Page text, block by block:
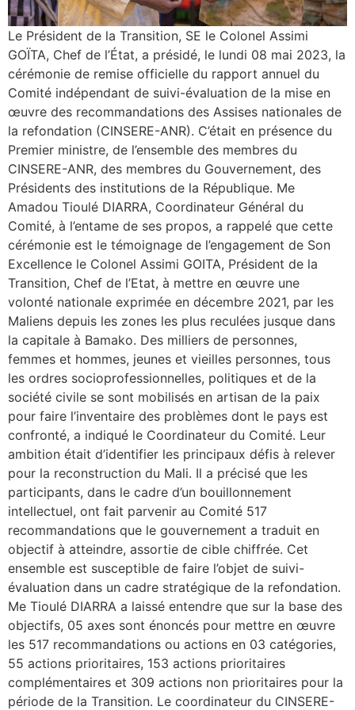
Le Président de la Transition, SE le Colonel Assimi
GOÏTA, Chef de l’État, a présidé, le lundi 08 mai 2023, la
cérémonie de remise officielle du rapport annuel du
Comité indépendant de suivi-évaluation de la mise en
œuvre des recommandations des Assises nationales de
la refondation (CINSERE-ANR). C’était en présence du
Premier ministre, de l’ensemble des membres du
CINSERE-ANR, des membres du Gouvernement, des
Présidents des institutions de la République. Me
Amadou Tioulé DIARRA, Coordinateur Général du
Comité, à l’entame de ses propos, a rappelé que cette
cérémonie est le témoignage de l’engagement de Son
Excellence le Colonel Assimi GOITA, Président de la
Transition, Chef de l’Etat, à mettre en œuvre une
volonté nationale exprimée en décembre 2021, par les
Maliens depuis les zones les plus reculées jusque dans
la capitale à Bamako. Des milliers de personnes,
femmes et hommes, jeunes et vieilles personnes, tous
les ordres socioprofessionnelles, politiques et de la
société civile se sont mobilisés en artisan de la paix
pour faire l’inventaire des problèmes dont le pays est
confronté, a indiqué le Coordinateur du Comité. Leur
ambition était d’identifier les principaux défis à relever
pour la reconstruction du Mali. Il a précisé que les
participants, dans le cadre d’un bouillonnement
intellectuel, ont fait parvenir au Comité 517
recommandations que le gouvernement a traduit en
objectif à atteindre, assortie de cible chiffrée. Cet
ensemble est susceptible de faire l’objet de suivi-
évaluation dans un cadre stratégique de la refondation.
Me Tioulé DIARRA a laissé entendre que sur la base des
objectifs, 05 axes sont énoncés pour mettre en œuvre
les 517 recommandations ou actions en 03 catégories,
55 actions prioritaires, 153 actions prioritaires
complémentaires et 309 actions non prioritaires pour la
période de la Transition. Le coordinateur du CINSERE-